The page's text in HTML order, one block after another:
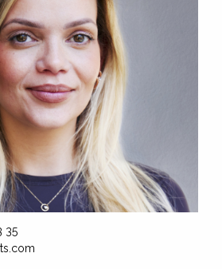
ACCUEIL
EXPERTISES
ÉQUIPE
ACTUALITÉS
REJOINDRE
35